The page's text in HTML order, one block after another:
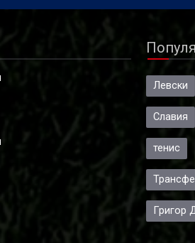
Левски
Славия
тенис
Григор